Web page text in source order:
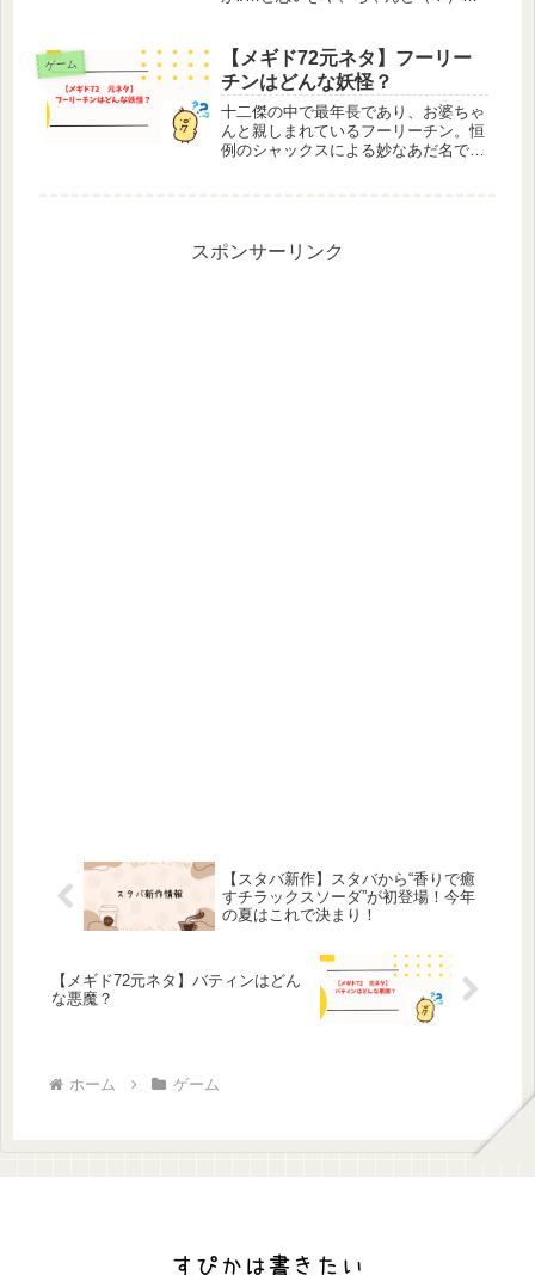
は守銭奴、要はケチ。イベント「ソロ
モン王の日常・夏」では『他人の金で
飲み...
ゲーム
【メギド72元ネタ】フーリー
チンはどんな妖怪？
十二傑の中で最年長であり、お婆ちゃ
んと親しまれているフーリーチン。恒
例のシャックスによる妙なあだ名では
リ...
スポンサーリンク
【スタバ新作】スタバから“香りで癒
すチラックスソーダ”が初登場！今年
の夏はこれで決まり！
【メギド72元ネタ】バティンはどん
な悪魔？
ホーム ゲーム